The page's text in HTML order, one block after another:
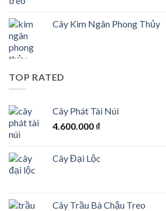
Cây Kim Ngân Phong Thủy
TOP RATED
Cây Phát Tài Núi
4.600.000 ₫
Cây Đại Lộc
Cây Trầu Bà Chậu Treo